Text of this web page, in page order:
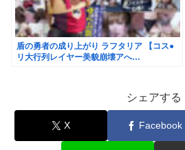
盾の勇者の成り上がり ラフタリア 【コス●
リ大行列レイヤー美貌崩壊アへ…
シェアする
X Facebook